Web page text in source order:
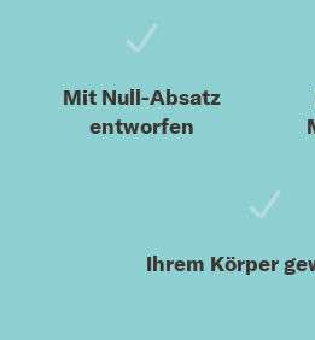
Mit Null-Absatz
entworfen
Ihrem Körper